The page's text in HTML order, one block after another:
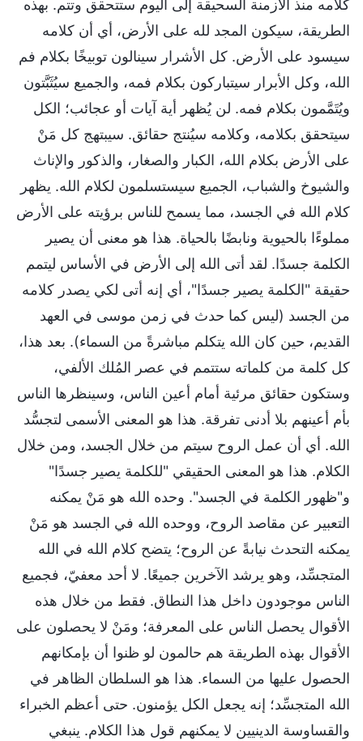
كلامه منذ الأزمنة السحيقة إلى اليوم ستتحقق وتتم. بهذه
الطريقة، سيكون المجد لله على الأرض، أي أن كلامه
سيسود على الأرض. كل الأشرار سينالون توبيخًا بكلام فم
الله، وكل الأبرار سيتباركون بكلام فمه، والجميع سيُثَبَّتون
ويُتَمَّمون بكلام فمه. لن يُظهر أية آيات أو عجائب؛ الكل
سيتحقق بكلامه، وكلامه سيُنتج حقائق. سيبتهج كل مَنْ
على الأرض بكلام الله، الكبار والصغار، والذكور والإناث
والشيوخ والشباب، الجميع سيستسلمون لكلام الله. يظهر
كلام الله في الجسد، مما يسمح للناس برؤيته على الأرض
مملوءًا بالحيوية ونابضًا بالحياة. هذا هو معنى أن يصير
الكلمة جسدًا. لقد أتى الله إلى الأرض في الأساس ليتمم
حقيقة "الكلمة يصير جسدًا"، أي إنه أتى لكي يصدر كلامه
من الجسد (ليس كما حدث في زمن موسى في العهد
القديم، حين كان الله يتكلم مباشرةً من السماء). بعد هذا،
كل كلمة من كلماته ستتمم في عصر المُلك الألفي،
وستكون حقائق مرئية أمام أعين الناس، وسينظرها الناس
بأم أعينهم بلا أدنى تفرقة. هذا هو المعنى الأسمى لتجسُّد
الله. أي أن عمل الروح سيتم من خلال الجسد، ومن خلال
الكلام. هذا هو المعنى الحقيقي "للكلمة يصير جسدًا"
و"ظهور الكلمة في الجسد". وحده الله هو مَنْ يمكنه
التعبير عن مقاصد الروح، ووحده الله في الجسد هو مَنْ
يمكنه التحدث نيابةً عن الروح؛ يتضح كلام الله في الله
المتجسِّد، وهو يرشد الآخرين جميعًا. لا أحد معفيّ، فجميع
الناس موجودون داخل هذا النطاق. فقط من خلال هذه
الأقوال يحصل الناس على المعرفة؛ ومَنْ لا يحصلون على
الأقوال بهذه الطريقة هم حالمون لو ظنوا أن بإمكانهم
الحصول عليها من السماء. هذا هو السلطان الظاهر في
الله المتجسِّد؛ إنه يجعل الكل يؤمنون. حتى أعظم الخبراء
والقساوسة الدينيين لا يمكنهم قول هذا الكلام. ينبغي